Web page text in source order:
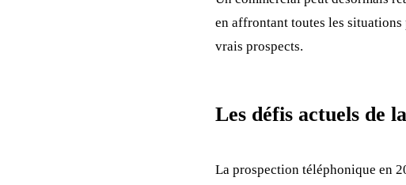
en affrontant toutes les situations
vrais prospects.
Les défis actuels de
La prospection téléphonique en